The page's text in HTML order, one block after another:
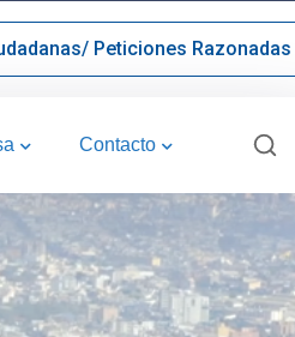
Peticiones Razonadas
Contacto